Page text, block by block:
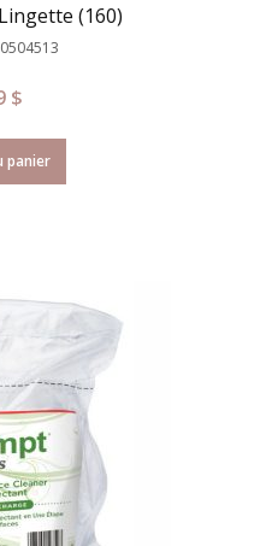
(160)
$
panier